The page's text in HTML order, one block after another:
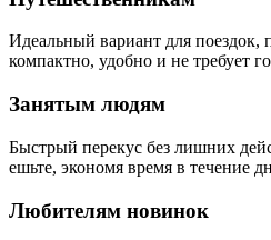
Идеальный вариант для поездок,
компактно, удобно и не требует
Занятым людям
Быстрый перекус без лишних
ешьте, экономя время в течение
Любителям новинок